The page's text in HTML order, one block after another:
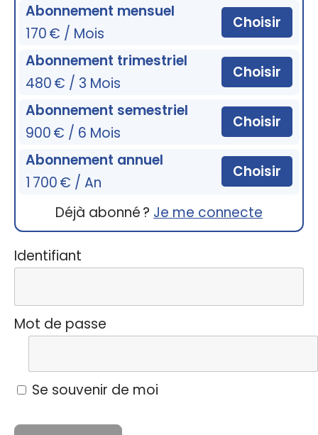
Abonnement mensuel
170 € / Mois
Choisir
Abonnement trimestriel
480 € / 3 Mois
Choisir
Abonnement semestriel
900 € / 6 Mois
Choisir
Abonnement annuel
1 700 € / An
Choisir
Déjà abonné ? Je me connecte
Identifiant
Mot de passe
Se souvenir de moi